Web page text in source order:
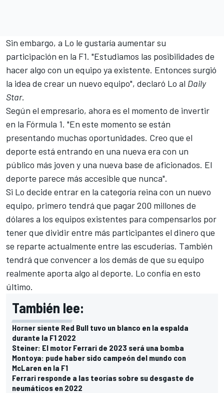
Sin embargo, a Lo le gustaría aumentar su
participación en la F1. "Estudiamos las posibilidades de
hacer algo con un equipo ya existente. Entonces surgió
la idea de crear un nuevo equipo", declaró Lo al Daily
Star.
Según el empresario, ahora es el momento de invertir
en la Fórmula 1. "En este momento se están
presentando muchas oportunidades. Creo que el
deporte está entrando en una nueva era con un
público más joven y una nueva base de aficionados. El
deporte parece más accesible que nunca".
Si Lo decide entrar en la categoría reina con un nuevo
equipo, primero tendrá que pagar 200 millones de
dólares a los equipos existentes para compensarlos por
tener que dividir entre más participantes el dinero que
se reparte actualmente entre las escuderías. También
tendrá que convencer a los demás de que su equipo
realmente aporta algo al deporte. Lo confía en esto
último.
También lee:
Horner siente Red Bull tuvo un blanco en la espalda
durante la F1 2022
Steiner: El motor Ferrari de 2023 será una bomba
Montoya: pude haber sido campeón del mundo con
McLaren en la F1
Ferrari responde a las teorías sobre su desgaste de
neumáticos en 2022